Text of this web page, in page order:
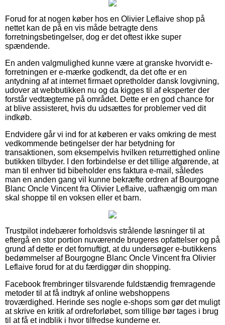
Forud for at nogen køber hos en Olivier Leflaive shop på
nettet kan de på en vis måde betragte dens
forretningsbetingelser, dog er det oftest ikke super
spændende.
En anden valgmulighed kunne være at granske hvorvidt e-
forretningen er e-mærke godkendt, da det ofte er en
antydning af at internet firmaet opretholder dansk lovgivning,
udover at webbutikken nu og da kigges til af eksperter der
forstår vedtægterne på området. Dette er en god chance for
at blive assisteret, hvis du udsættes for problemer ved dit
indkøb.
Endvidere går vi ind for at køberen er vaks omkring de mest
vedkommende betingelser der har betydning for
transaktionen, som eksempelvis hvilken returrettighed online
butikken tilbyder. I den forbindelse er det tillige afgørende, at
man til enhver tid bibeholder ens faktura e-mail, således
man en anden gang vil kunne bekræfte ordren af Bourgogne
Blanc Oncle Vincent fra Olivier Leflaive, uafhængig om man
skal shoppe til en voksen eller et barn.
Trustpilot indebærer forholdsvis strålende løsninger til at
eftergå en stor portion nuværende brugeres opfattelser og på
grund af dette er det fornuftigt, at du undersøger e-butikkens
bedømmelser af Bourgogne Blanc Oncle Vincent fra Olivier
Leflaive forud for at du færdiggør din shopping.
Facebook frembringer tilsvarende fuldstændig fremragende
metoder til at få indtryk af online webshoppens
troværdighed. Herinde ses nogle e-shops som gør det muligt
at skrive en kritik af ordreforløbet, som tillige bør tages i brug
til at få et indblik i hvor tilfredse kunderne er.